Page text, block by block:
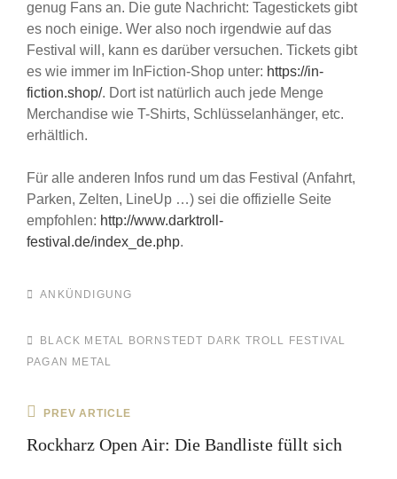
genug Fans an. Die gute Nachricht: Tagestickets gibt
es noch einige. Wer also noch irgendwie auf das
Festival will, kann es darüber versuchen. Tickets gibt
es wie immer im InFiction-Shop unter: https://in-
fiction.shop/. Dort ist natürlich auch jede Menge
Merchandise wie T-Shirts, Schlüsselanhänger, etc.
erhältlich.
Für alle anderen Infos rund um das Festival (Anfahrt,
Parken, Zelten, LineUp …) sei die offizielle Seite
empfohlen: http://www.darktroll-
festival.de/index_de.php.
CATEGORIES
ANKÜNDIGUNG
TAGS,
BLACK METAL BORNSTEDT DARK TROLL FESTIVAL
PAGAN METAL
Beitragsnavigation
Previous
PREV ARTICLE
Rockharz Open Air: Die Bandliste füllt sich